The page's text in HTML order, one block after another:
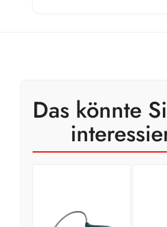
Das könnte